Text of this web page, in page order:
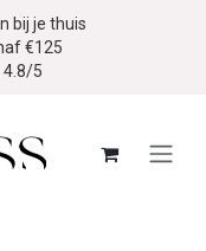
bij je thuis
€125
4.8/5